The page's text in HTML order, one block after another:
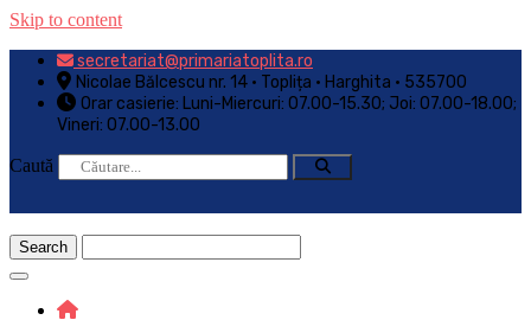
Skip to content
secretariat@primariatoplita.ro
Nicolae Bălcescu nr. 14 • Toplița • Harghita • 535700
Orar casierie: Luni-Miercuri: 07.00-15.30; Joi: 07.00-18.00;
Vineri: 07.00-13.00
Caută